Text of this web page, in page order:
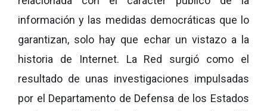
información y las medidas democráticas que lo
garantizan, solo hay que echar un vistazo a la
historia de Internet. La Red surgió como el
resultado de unas investigaciones impulsadas
por el Departamento de Defensa de los Estados